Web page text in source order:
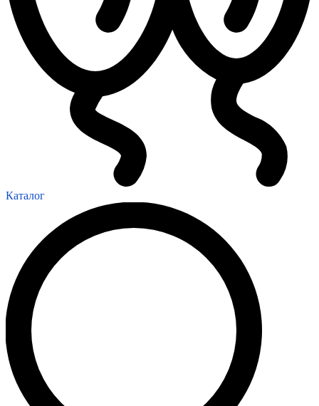
Каталог